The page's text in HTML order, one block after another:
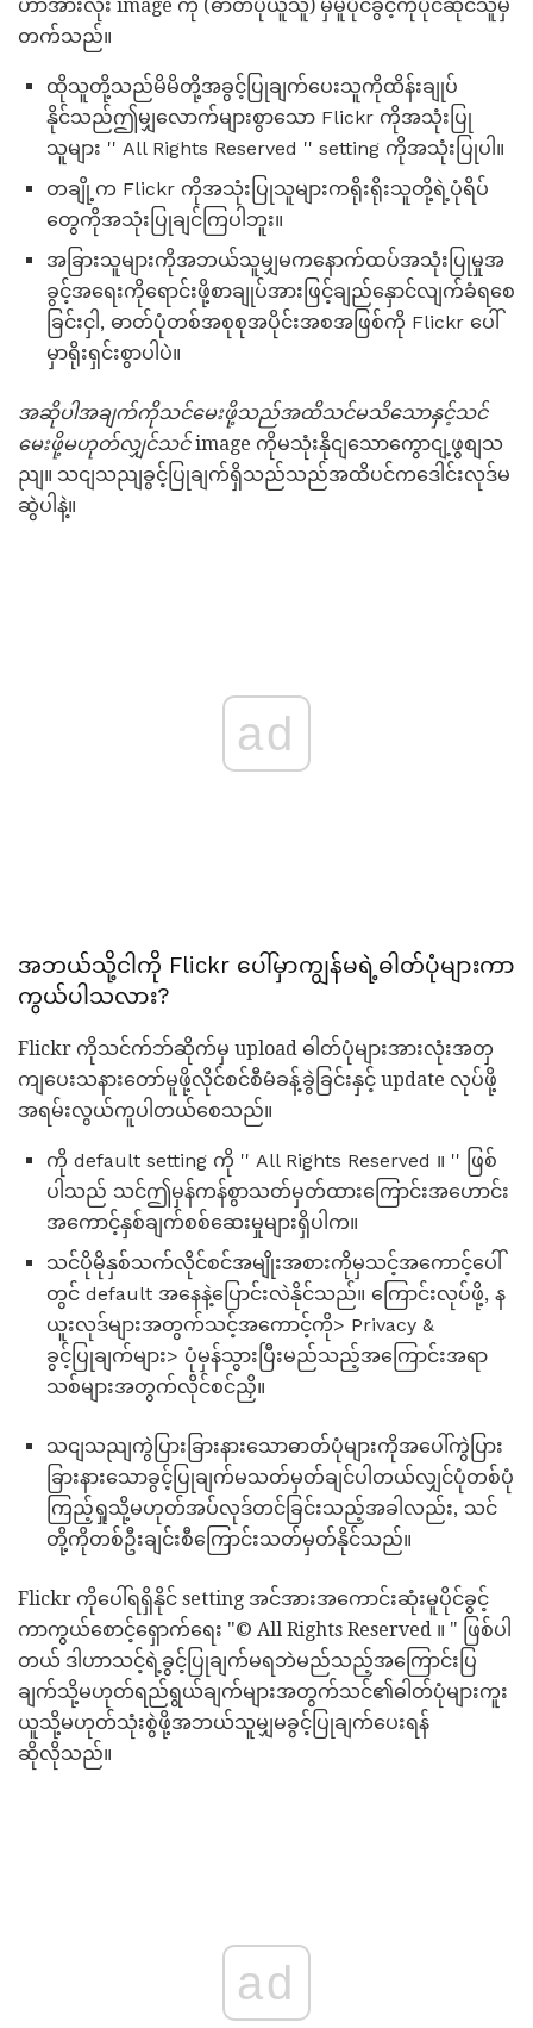
ဟာအားလုံး image ကို (ဓာတ်ပုံယူသူ) မှမူပိုင်ခွင့်ကိုပိုင်ဆိုင်သူမှ
တက်သည်။
ထိုသူတို့သည်မိမိတို့အခွင့်ပြုချက်ပေးသူကိုထိန်းချုပ်
နိုင်သည်ဤမျှလောက်များစွာသော Flickr ကိုအသုံးပြု
သူများ '' All Rights Reserved '' setting ကိုအသုံးပြုပါ။
တချို့က Flickr ကိုအသုံးပြုသူများကရိုးရိုးသူတို့ရဲ့ပုံရိပ်
တွေကိုအသုံးပြုချင်ကြပါဘူး။
အခြားသူများကိုအဘယ်သူမျှမကနောက်ထပ်အသုံးပြုမှုအ
ခွင့်အရေးကိုရောင်းဖို့စာချုပ်အားဖြင့်ချည်နှောင်လျက်ခံရစေ
ခြင်းငှါ, ဓာတ်ပုံတစ်အစုစုအပိုင်းအစအဖြစ်ကို Flickr ပေါ်
မှာရိုးရှင်းစွာပါပဲ။
အဆိုပါအချက်ကိုသင်မေးဖို့သည်အထိသင်မသိသောနှင့်သင်
မေးဖို့မဟုတ်လျှင်သင်image ကိုမသုံးနိုငျသောကွောငျ့ဖွစျသ
ညျ။ သငျသညျခွင့်ပြုချက်ရှိသည်သည်အထိပင်ကဒေါင်းလုဒ်မ
ဆွဲပါနဲ့။
ad
အဘယ်သို့ငါကို Flickr ပေါ်မှာကျွန်မရဲ့ဓါတ်ပုံများကာ
ကွယ်ပါသလား?
Flickr ကိုသင်က်ဘ်ဆိုက်မှ upload ဓါတ်ပုံများအားလုံးအတှ
ကျပေးသနားတော်မူဖို့လိုင်စင်စီမံခန့်ခွဲခြင်းနှင့် update လုပ်ဖို့
အရမ်းလွယ်ကူပါတယ်စေသည်။
ကို default setting ကို '' All Rights Reserved ။ '' ဖြစ်
ပါသည် သင်ဤမှန်ကန်စွာသတ်မှတ်ထားကြောင်းအဟောင်း
အကောင့်နှစ်ချက်စစ်ဆေးမှုများရှိပါက။
သင်ပိုမိုနှစ်သက်လိုင်စင်အမျိုးအစားကိုမှသင့်အကောင့်ပေါ်
တွင် default အနေနဲ့ပြောင်းလဲနိုင်သည်။ ကြောင်းလုပ်ဖို့, န
ယူးလုဒ်များအတွက်သင့်အကောင့်ကို> Privacy &
ခွင့်ပြုချက်များ> ပုံမှန်သွားပြီးမည်သည့်အကြောင်းအရာ
သစ်များအတွက်လိုင်စင်ညှိ။
သငျသညျကွဲပြားခြားနားသောဓာတ်ပုံများကိုအပေါ်ကွဲပြား
ခြားနားသောခွင့်ပြုချက်မသတ်မှတ်ချင်ပါတယ်လျှင်ပုံတစ်ပုံ
ကြည့်ရှုသို့မဟုတ်အပ်လုဒ်တင်ခြင်းသည့်အခါလည်း, သင်
တို့ကိုတစ်ဦးချင်းစီကြောင်းသတ်မှတ်နိုင်သည်။
Flickr ကိုပေါ်ရရှိနိုင် setting အင်အားအကောင်းဆုံးမူပိုင်ခွင့်
ကာကွယ်စောင့်ရှောက်ရေး "© All Rights Reserved ။ " ဖြစ်ပါ
တယ် ဒါဟာသင့်ရဲ့ခွင့်ပြုချက်မရဘဲမည်သည့်အကြောင်းပြ
ချက်သို့မဟုတ်ရည်ရွယ်ချက်များအတွက်သင်၏ဓါတ်ပုံများကူး
ယူသို့မဟုတ်သုံးစွဲဖို့အဘယ်သူမျှမခွင့်ပြုချက်ပေးရန်
ဆိုလိုသည်။
ad